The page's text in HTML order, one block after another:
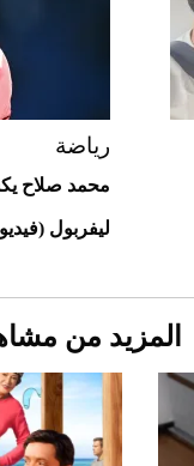
أغلى 10
استثنائية
رياضة
محمد صلاح
ليفربول
المزيد من